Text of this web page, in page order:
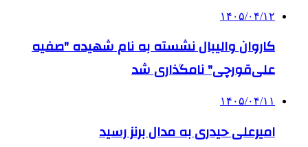
۱۴۰۵/۰۴/۱۲
کاروان والیبال نشسته به نام شهیده "صفیه
علی‌قورچی" نامگذاری شد
۱۴۰۵/۰۴/۱۱
امیرعلی حیدری به مدال برنز رسید